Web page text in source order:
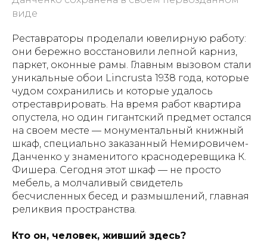
виде
Реставраторы проделали ювелирную работу:
они бережно восстановили лепной карниз,
паркет, оконные рамы. Главным вызовом стали
уникальные обои Lincrusta 1938 года, которые
чудом сохранились и которые удалось
отреставрировать. На время работ квартира
опустела, но один гигантский предмет остался
на своем месте — монументальный книжный
шкаф, специально заказанный Немировичем-
Данченко у знаменитого краснодеревщика К.
Фишера. Сегодня этот шкаф — не просто
мебель, а молчаливый свидетель
бесчисленных бесед и размышлений, главная
реликвия пространства.
Кто он, человек, живший здесь?